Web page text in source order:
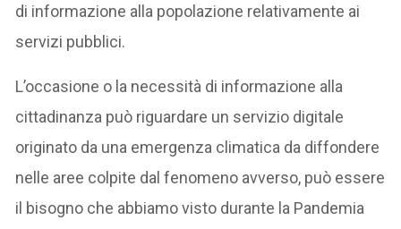
di informazione alla popolazione relativamente ai
servizi pubblici.
L’occasione o la necessità di informazione alla
cittadinanza può riguardare un servizio digitale
originato da una emergenza climatica da diffondere
nelle aree colpite dal fenomeno avverso, può essere
il bisogno che abbiamo visto durante la Pandemia